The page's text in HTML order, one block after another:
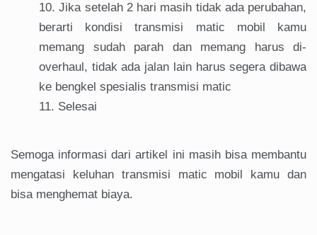
Jika setelah 2 hari masih tidak ada perubahan,
berarti kondisi transmisi matic mobil kamu
memang sudah parah dan memang harus di-
overhaul, tidak ada jalan lain harus segera dibawa
ke bengkel spesialis transmisi matic
Selesai
Semoga informasi dari artikel ini masih bisa membantu
mengatasi keluhan transmisi matic mobil kamu dan
bisa menghemat biaya.